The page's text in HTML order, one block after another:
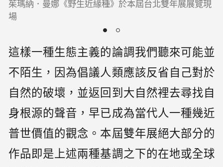
茱瑪納．曼娜《野生近緣種》於本屆台北雙年展展覽現
場
這樣一種生態主義的論調我們聽來可能並
不陌生，因為倡議人類應該反省自己對於
自然的破壞，並返回到大自然裡去尋找自
身根源的聲音，早已成為當代人一種幾近
普世價值的觀念。本屆雙年展絕大部分的
作品即是上述兩種基調之下的在地或全球